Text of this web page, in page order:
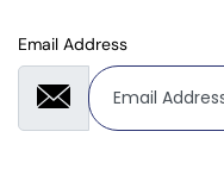
Email Address